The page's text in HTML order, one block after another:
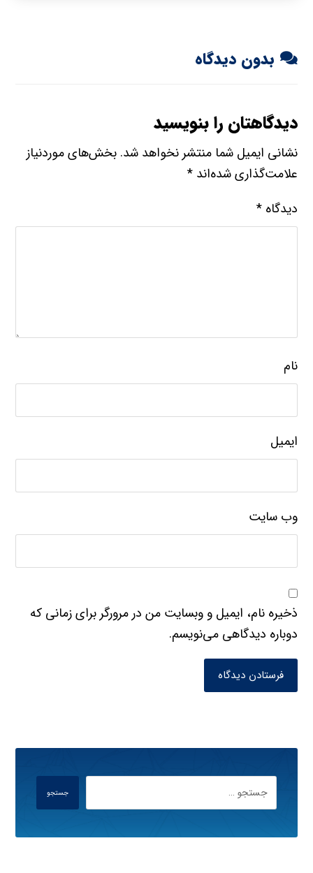
بدون دیدگاه
دیدگاهتان را بنویسید
نشانی ایمیل شما منتشر نخواهد شد. بخش‌های موردنیاز
علامت‌گذاری شده‌اند*
دیدگاه*
نام
ایمیل
وب‌ سایت
ذخیره نام، ایمیل و وبسایت من در مرورگر برای زمانی که
دوباره دیدگاهی می‌نویسم.
فرستادن دیدگاه
جستجو